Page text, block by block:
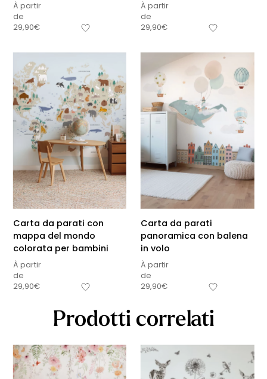
À partir
de
29,90€
À partir
de
29,90€
Carta da parati con
mappa del mondo
colorata per bambini
À partir
de
29,90€
Carta da parati
panoramica con balena
in volo
À partir
de
29,90€
Prodotti correlati